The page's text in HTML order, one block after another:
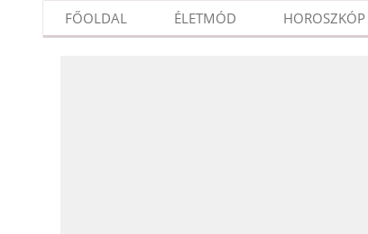
FŐOLDAL ÉLETMÓD HOROSZKÓP